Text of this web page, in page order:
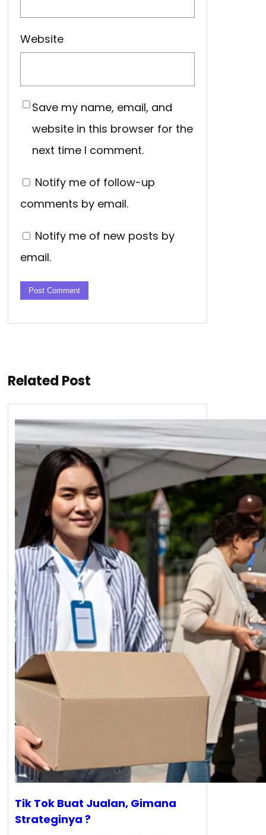
Website
Save my name, email, and
website in this browser for the
next time I comment.
Notify me of follow-up
comments by email.
Notify me of new posts by
email.
Related Post
Tik Tok Buat Jualan, Gimana
Strateginya ?